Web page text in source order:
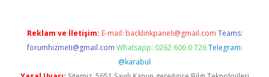
Reklam ve İletişim: E-mail: backlinkpaneli@gmail.com Teams:
forumhizmeti@gmail.com Whatsapp: 0262 606 0 726 Telegram:
@karabul